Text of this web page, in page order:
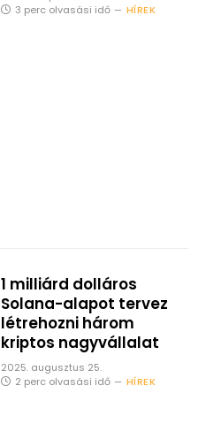
3 perc olvasási idő
HÍREK
1 milliárd dolláros
Solana-alapot tervez
létrehozni három
kriptos nagyvállalat
2025. augusztus 25.
2 perc olvasási idő
HÍREK